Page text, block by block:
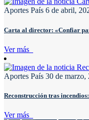
Aportes País 6 de abril,
Carta al director: «Confiar
Ver más
Aportes País 30 de marzo,
Reconstrucción tras
Ver más